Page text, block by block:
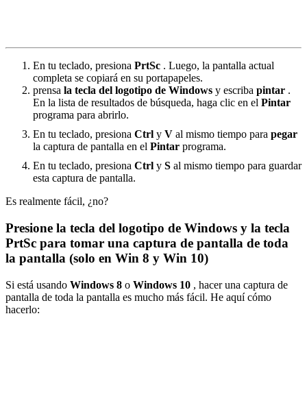
En tu teclado, presiona PrtSc . Luego, la pantalla actual
completa se copiará en su portapapeles.
prensa la tecla del logotipo de Windows y escriba pintar .
En la lista de resultados de búsqueda, haga clic en el Pintar
programa para abrirlo.
En tu teclado, presiona Ctrl y V al mismo tiempo para pegar
la captura de pantalla en el Pintar programa.
En tu teclado, presiona Ctrl y S al mismo tiempo para guardar
esta captura de pantalla.
Es realmente fácil, ¿no?
Presione la tecla del logotipo de Windows y la tecla
PrtSc para tomar una captura de pantalla de toda
la pantalla (solo en Win 8 y Win 10)
Si está usando Windows 8 o Windows 10 , hacer una captura de
pantalla de toda la pantalla es mucho más fácil. He aquí cómo
hacerlo: